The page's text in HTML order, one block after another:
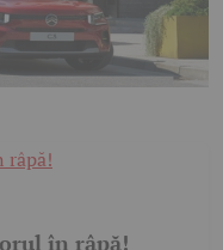
în râpă!